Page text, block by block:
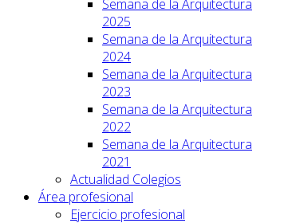
Semana de la Arquitectura
2025
Semana de la Arquitectura
2024
Semana de la Arquitectura
2023
Semana de la Arquitectura
2022
Semana de la Arquitectura
2021
Actualidad Colegios
Área profesional
Ejercicio profesional